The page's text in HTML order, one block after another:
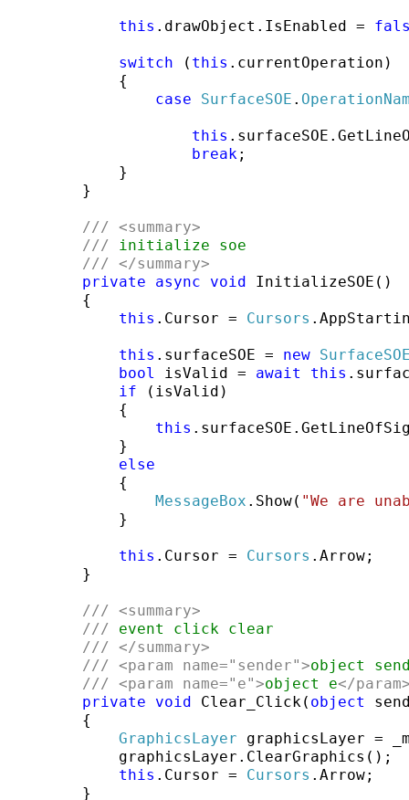
this .drawObject.IsEnabled =
switch ( this .currentOperation)
{
case
SurfaceSOE .
this
break;
}
}
/// <summary>
/// initialize soe
/// </summary>
private
async void
InitializeSOE()
{
this .Cursor = Cursors
this .surfaceSOE = new
bool
isValid = await this
if (isValid)
{
this
}
else
{
MessageBox .Show( "We are
}
this .Cursor = Cursors .Arrow;
}
/// <summary>
/// event click clear
/// </summary>
/// <param name="sender">object
/// <param name="e">object e</
private
void Clear_Click( object
{
GraphicsLayer graphicsLayer =
graphicsLayer.ClearGraphics();
this .Cursor = Cursors .Arrow;
}